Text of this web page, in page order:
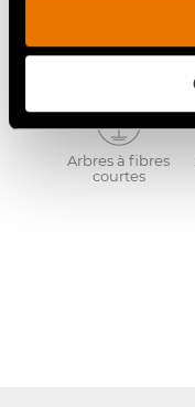
Arbres à fibres
courtes